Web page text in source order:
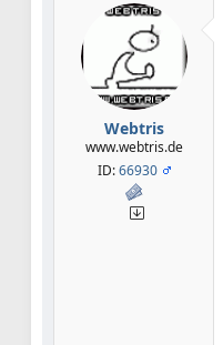
Webtris
www.webtris.de
ID:66930